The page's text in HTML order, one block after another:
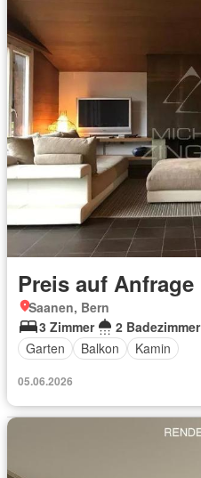
Preis auf Anfrage
Saanen, Bern
3 Zimmer
2 Badezimmer
Garten
Balkon Kamin
05.06.2026